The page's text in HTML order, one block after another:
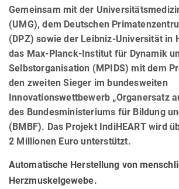
Gemeinsam mit der
(UMG), dem Deutschen
(DPZ) sowie der Leibniz-Universität in
das Max-Planck-Institut für Dynamik
Selbstorganisation (MPIDS) mit dem
den zweiten Sieger im bundesweiten
Innovationswettbewerb „Organersatz
des Bundesministeriums für Bildung
(BMBF). Das Projekt IndiHEART wird
2 Millionen Euro unterstützt.
Automatische Herstellung von
Herzmuskelgewebe.